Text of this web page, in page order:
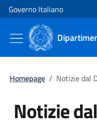
Vai al contenuto
Vai alla navigazione del sito
Governo Italiano
Homepage / Notizie dal
Notizie dal